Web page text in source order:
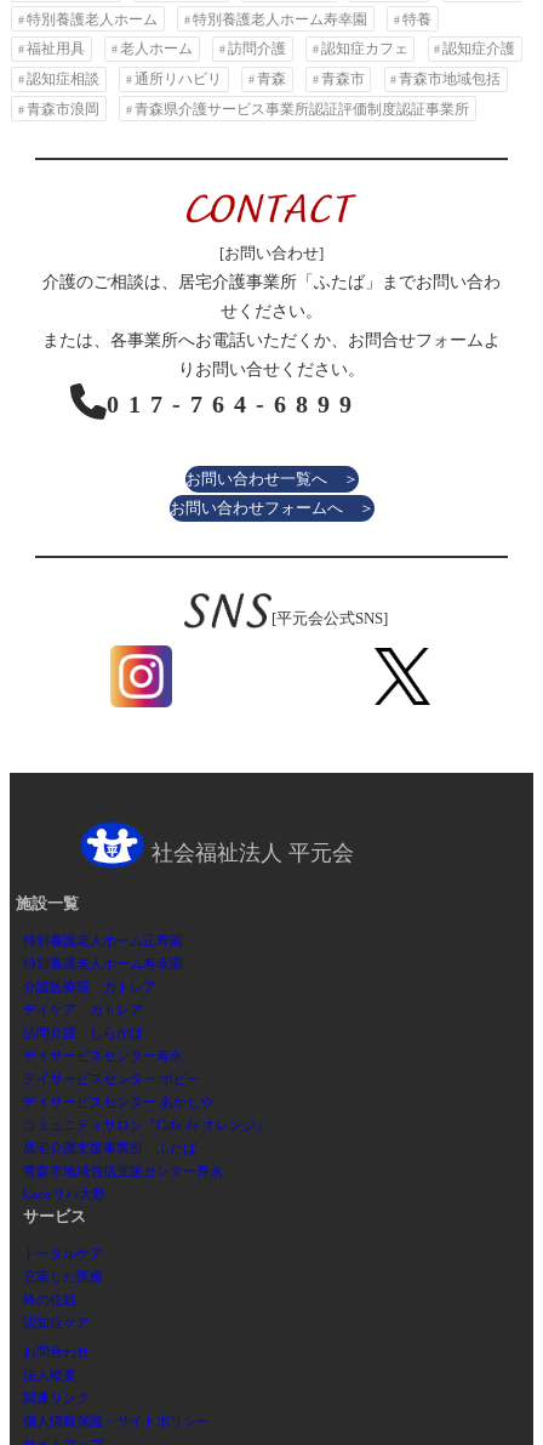
特別養護老人ホーム
特別養護老人ホーム寿幸園
特養
福祉用具
老人ホーム 訪問介護 認知症カフェ
認知症介護
認知症相談
通所リハビリ 青森 青森市
青森市地域包括
青森市浪岡
青森県介護サービス事業所認証評価制度認証事業所
[お問い合わせ]
介護のご相談は、居宅介護事業所「ふたば」までお問い合わ
せください。
または、各事業所へお電話いただくか、お問合せフォームよ
りお問い合せください。
017-764-6899
お問い合わせ一覧へ ＞
お問い合わせフォームへ ＞
[平元会公式SNS]
社会福祉法人 平元会
施設一覧
特別養護老人ホーム正寿園
特別養護老人ホーム寿幸園
介護医療院 カトレア
デイケア カトレア
訪問介護 しらかば
デイサービスセンター寿永
デイサービスセンター ポピー
デイサービスセンター あかしや
コミュニティサロン『Cafe de オレンジ』
居宅介護支援事業所 ふたば
青森市地域包括支援センター寿永
Cocoリハ大野
サービス
トータルケア
充実した医療
終の住処
認知症ケア
お問合わせ
法人概要
関連リンク
個人情報保護・サイトポリシー